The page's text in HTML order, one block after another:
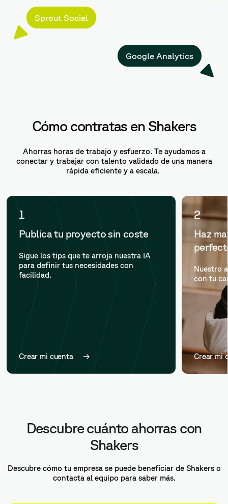
Sprout Social
Google Analytics
Cómo contratas en Shakers
Ahorras horas de trabajo y esfuerzo. Te ayudamos a
conectar y trabajar con talento validado de una manera
rápida eficiente y a escala.
1
Publica tu proyecto sin coste
Sigue los tips que te arroja nuestra IA
para definir tus necesidades con
facilidad.
Crear mi cuenta
2
Haz
Nuestro
con tu
Crear mi
Descubre cuánto ahorras con
Shakers
Descubre cómo tu empresa se puede beneficiar de Shakers o
contacta al equipo para saber más.